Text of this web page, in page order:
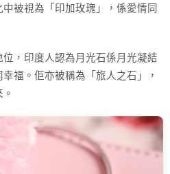
被視為「印加玫瑰」，係愛情同
，印度人認為月光石係月光凝結
福。佢亦被稱為「旅人之石」，